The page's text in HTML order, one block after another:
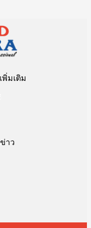
พิ่มเติม
าว